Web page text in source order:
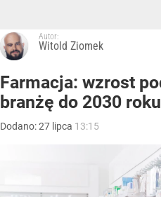
Autor:
Witold Ziomek
Farmacja: wzrost
branżę do 2030
Dodano:27 lipca 13:15